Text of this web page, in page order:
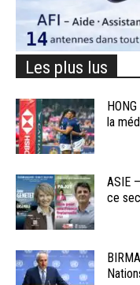
Les plus lus
la
ASIE
ce